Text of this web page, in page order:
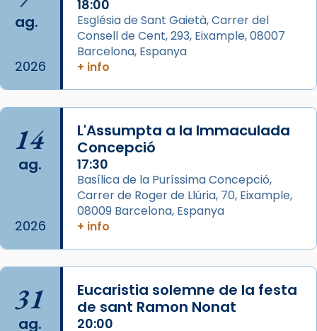
Photo
View on Facebook · Share
Arquebisbat de Barcelona
2 weeks ago
missa d’acció de gràcies en agraïment al
comitè organitzador de la visita apostòlica
del Sant Pare Lleó XIV a Barcelona, i als
col·laboradors, a la Catedral de Barcelona.
L’arquebisbe de Barcelona, el cardenal Joan
Josep Omella, ha presidit la missa i l’ha
concelebrat el bisbe auxiliar de Barcelona,
Mons. David Abadías.
📸 Dr. G. Simón
Photo
ag.
2026
18:00
Església de Sant Gaietà, Carrer del
Consell de Cent, 293, Eixample, 08007
Barcelona, Espanya
+ info
14
ag.
2026
L'Assumpta a la Immaculada
Concepció
17:30
Basílica de la Puríssima Concepció,
Carrer de Roger de Llúria, 70, Eixample,
08009 Barcelona, Espanya
+ info
31
ag.
Eucaristia solemne de la festa
de sant Ramon Nonat
20:00